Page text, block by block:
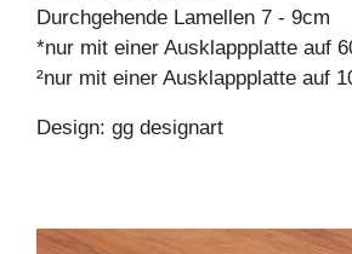
Durchgehende Lamellen 7 - 9cm
*nur mit einer Ausklappplatte auf
²nur mit einer Ausklappplatte auf
Design: gg designart